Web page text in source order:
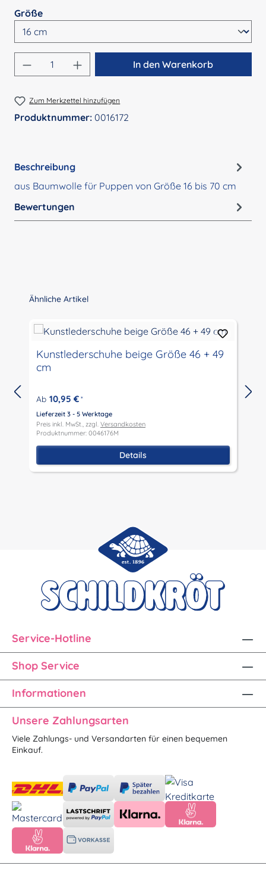
Größeauswählen
Produkt Anzahl: Gib den gewünschten
In den Warenkorb
Zum Merkzettel hinzufügen
Produktnummer: 0016172
Beschreibung
aus Baumwolle für Puppen von Größe 16 bis 70 cm
Bewertungen
Produktgalerie überspringen
Ähnliche Artikel
Kunstlederschuhe beige Größe 46 + 49
cm
Ab 10,95 € *
Lieferzeit 3 - 5 Werktage
Preis inkl. MwSt., zzgl. Versandkosten
Produktnummer: 0046176M
Details
Service-Hotline
Shop Service
Informationen
Unsere Zahlungsarten
Viele Zahlungs- und Versandarten für einen bequemen
Einkauf.